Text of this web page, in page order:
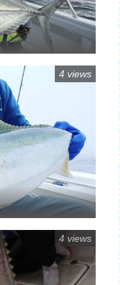
4 views
4 views